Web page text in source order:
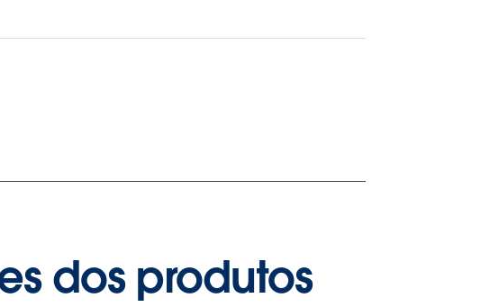
dos produtos